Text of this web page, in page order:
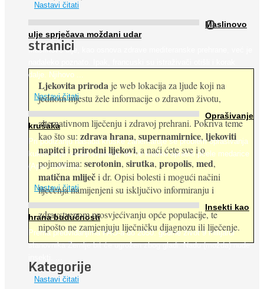
Nastavi čitati
Maslinovo
ulje sprječava moždani udar
Maslinovo ulje, kao osnova zdrave mediteranske prehrane, već je
dalje. Njihovo ...
Nastavi čitati
Oprašivanje
krušaka
Pri podizanju nasada kruške zanemaruje se problem oprašivanja
kukcima jer vlada uvjerenje da će krušku oprašiti pčele medarice
(Apis mellifera). ...
Nastavi čitati
Insekti kao
hrana budućnosti
Prema predviđanjima FAO-a do 2050. godine život 9 milijardi
stanovnika Zemlje bit će ugrožen zbog gladi. Nadu (možda) nude
Nastavi čitati
O
stranici
Ljekovita priroda je web lokacija za ljude koji na
jednom mjestu žele informacije o zdravom životu,
alternativnom liječenju i zdravoj prehrani. Pokriva teme
kao što su: zdrava hrana, supernamirnice, ljekoviti
napitciiprirodni lijekovi, a naći ćete sve i o
pojmovima: serotonin, sirutka, propolis, med,
matična mliječi dr. Opisi bolesti i mogući načini
liječenja namijenjeni su isključivo informiranju i
zdravstvenom prosvjećivanju opće populacije, te
nipošto ne zamjenjuju liječničku dijagnozu ili liječenje.
Kategorije